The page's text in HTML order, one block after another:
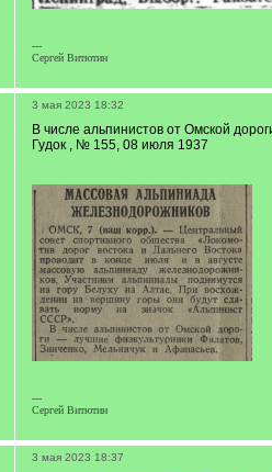
---
Сергей Витютин
3 мая 2023 18:32
В числе альпинистов от Омской
Гудок , № 155, 08 июля 1937
---
Сергей Витютин
3 мая 2023 18:37